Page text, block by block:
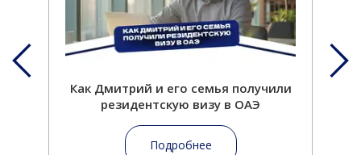
Как Дмитрий и его семья получили
резидентскую визу в ОАЭ
Подробнее